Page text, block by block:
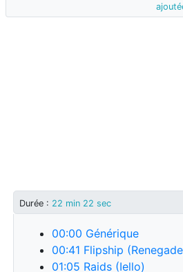
Durée : 22 min 22 sec
00:00 Générique
00:41 Flipship
01:05 Raids (Iello)